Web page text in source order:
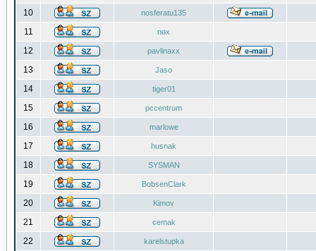
10 nosferatu135
11 nox
12 pavlinaxx
13 Jaso
14 tiger01
15 pccentrum
16 marlowe
17 husnak
18 SYSMAN
19 BobsenClark
20 Kimov
21 cemak
22 karelstupka